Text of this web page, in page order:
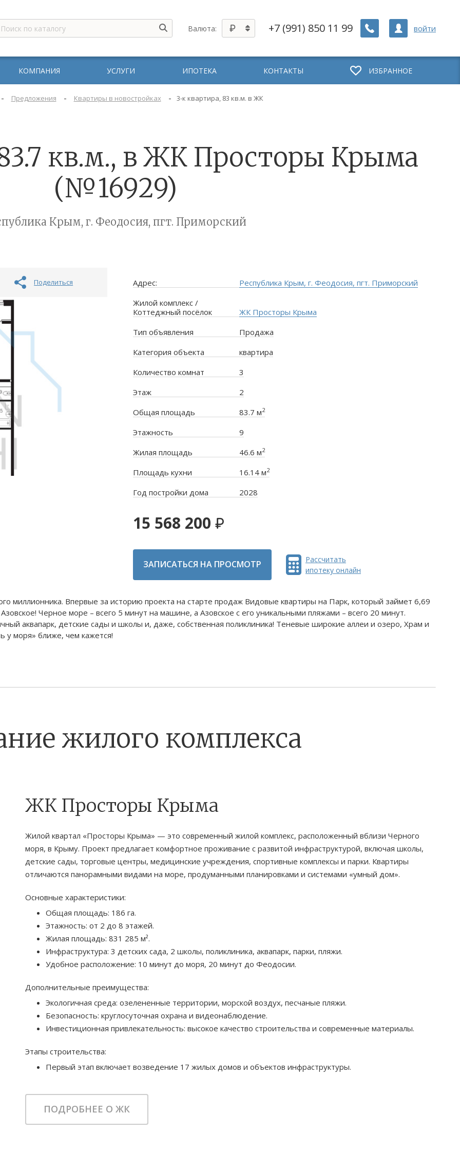
Валюта: +7 (991) 850 11 99 войти
КОМПАНИЯ УСЛУГИ ИПОТЕКА КОНТАКТЫ ИЗБРАННОЕ
- Предложения - Квартиры в новостройках - 3-к квартира, 83 кв.м. в ЖК
кв.м., в ЖК Просторы Крыма
(№16929)
Крым, г. Феодосия, пгт. Приморский
Поделиться Адрес:
Республика Крым, г. Феодосия, пгт. Приморский
Жилой комплекс /
Коттеджный посёлок
ЖК Просторы Крыма
Тип объявления
Продажа
Категория объекта
квартира
Количество комнат
3
Этаж
2
Общая площадь
83.7 м2
Этажность
9
Жилая площадь
46.6 м2
Площадь кухни 16.14 м2
Год постройки дома 2028
15 568 200
ЗАПИСАТЬСЯ НА ПРОСМОТР
Рассчитать
ипотеку онлайн
миллионника. Впервые за историю проекта на старте продаж Видовые квартиры на Парк, который займет 6,69
Черное море – всего 5 минут на машине, а Азовское с его уникальными пляжами – всего 20 минут.
аквапарк, детские сады и школы и, даже, собственная поликлиника! Теневые широкие аллеи и озеро, Храм и
у моря» ближе, чем кажется!
жилого комплекса
ЖК Просторы Крыма
Жилой квартал «Просторы Крыма» — это современный жилой комплекс, расположенный вблизи Черного
моря, в Крыму. Проект предлагает комфортное проживание с развитой инфраструктурой, включая школы,
детские сады, торговые центры, медицинские учреждения, спортивные комплексы и парки. Квартиры
отличаются панорамными видами на море, продуманными планировками и системами «умный дом».
Основные характеристики:
Общая площадь: 186 га.
Этажность: от 2 до 8 этажей.
Жилая площадь: 831 285 м².
Инфраструктура: 3 детских сада, 2 школы, поликлиника, аквапарк, парки, пляжи.
Удобное расположение: 10 минут до моря, 20 минут до Феодосии.
Дополнительные преимущества:
Экологичная среда: озелененные территории, морской воздух, песчаные пляжи.
Безопасность: круглосуточная охрана и видеонаблюдение.
Инвестиционная привлекательность: высокое качество строительства и современные материалы.
Этапы строительства:
Первый этап включает возведение 17 жилых домов и объектов инфраструктуры.
ПОДРОБНЕЕ О ЖК